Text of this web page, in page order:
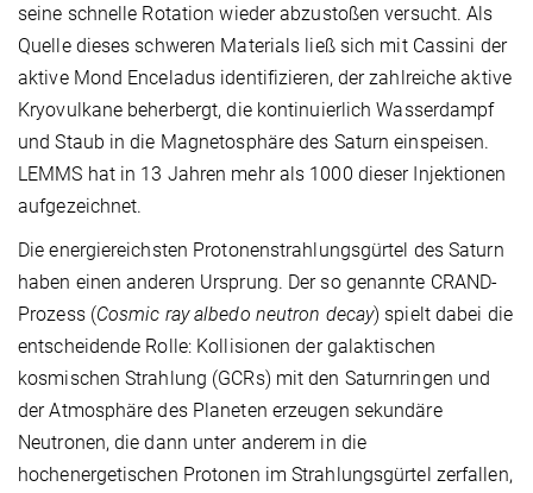
seine schnelle Rotation wieder abzustoßen versucht. Als
Quelle dieses schweren Materials ließ sich mit Cassini der
aktive Mond Enceladus identifizieren, der zahlreiche aktive
Kryovulkane beherbergt, die kontinuierlich Wasserdampf
und Staub in die Magnetosphäre des Saturn einspeisen.
LEMMS hat in 13 Jahren mehr als 1000 dieser Injektionen
aufgezeichnet.
Die energiereichsten Protonenstrahlungsgürtel des Saturn
haben einen anderen Ursprung. Der so genannte CRAND-
Prozess (Cosmic ray albedo neutron decay) spielt dabei die
entscheidende Rolle: Kollisionen der galaktischen
kosmischen Strahlung (GCRs) mit den Saturnringen und
der Atmosphäre des Planeten erzeugen sekundäre
Neutronen, die dann unter anderem in die
hochenergetischen Protonen im Strahlungsgürtel zerfallen,